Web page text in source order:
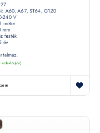
A60, A67, ST64, G120
240 V
méter
mm
festék
év
érdeklődjön)